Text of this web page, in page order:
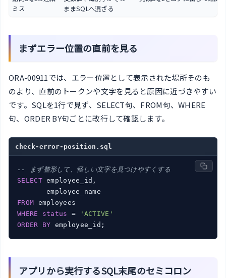
ミス
ままSQLへ混ざる
まずエラー位置の直前を見る
ORA-00911では、エラー位置として表示された場所そのも
のより、直前のトークンや文字を見ると原因に近づきやすい
です。SQLを1行で見ず、SELECT句、FROM句、WHERE
句、ORDER BY句ごとに改行して確認します。
check-error-position.sql
-- まず整形して、怪しい文字を見つけやすくする
SELECT employee_id,
FROM
WHERE
status =
'ACTIVE'
ORDER
BY employee_id;
アプリから実行するSQL末尾のセミコロン